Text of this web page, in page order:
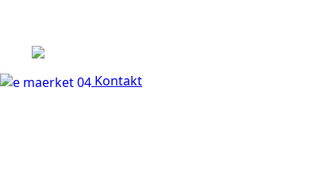
Kontakt